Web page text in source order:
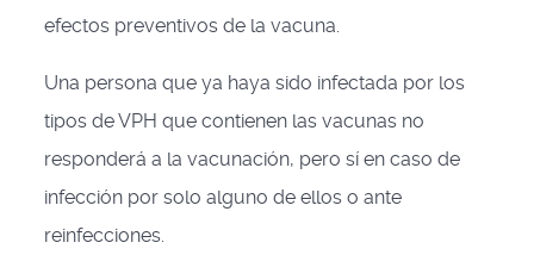
efectos preventivos de la vacuna.
Una persona que ya haya sido infectada por los
tipos de VPH que contienen las vacunas no
responderá a la vacunación, pero sí en caso de
infección por solo alguno de ellos o ante
reinfecciones.